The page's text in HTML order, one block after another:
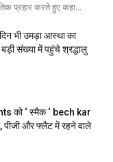
प्रहार करते हुए कहा...
भी उमड़ा आस्था का
संख्या में पहुंचे श्रद्धालु
को ‘ स्मैक ‘ bech kar
पीजी और फ्लैट में रहने वाले